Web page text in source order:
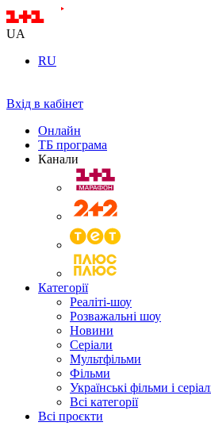
UA
RU
Вхід в кабінет
Онлайн
ТБ програма
Канали
Категорії
Реаліті-шоу
Розважальні шоу
Новини
Серіали
Мультфільми
Фільми
Українські фільми і
Всі категорії
Всі проєкти